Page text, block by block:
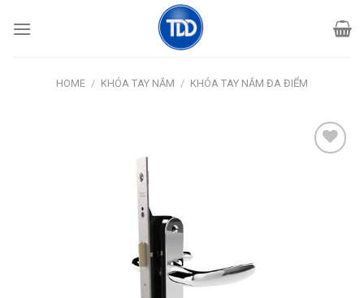
HOME / KHÓA TAY NẮM / KHÓA TAY NẮM ĐA ĐIỂM